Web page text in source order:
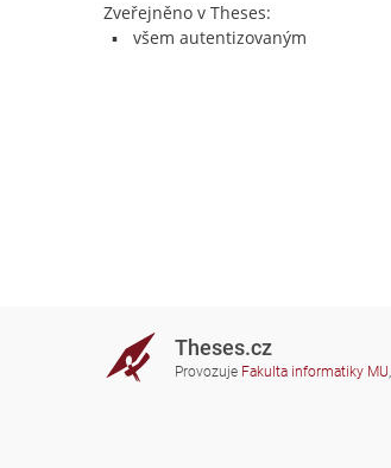
Zveřejněno v Theses:
všem autentizovaným
Theses.cz
Provozuje Fakulta informatiky MU,